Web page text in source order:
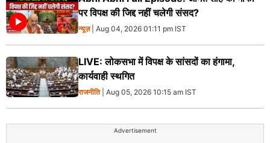
पर विपक्ष की जिद्द नहीं चलेगी संसद?
न्यूज़| Aug 04, 2026 01:11 pm IST
LIVE: लोकसभा में विपक्ष के सांसदों का हंगामा,
कार्यवाही स्थगित
राजनीति| Aug 05, 2026 10:15 am IST
Advertisement